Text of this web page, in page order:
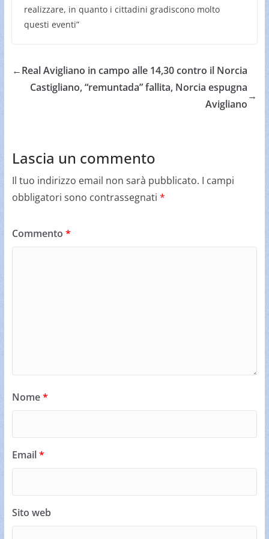
realizzare, in quanto i cittadini gradiscono molto
questi eventi”
←Real Avigliano in campo alle 14,30 contro il Norcia
Castigliano, “remuntada” fallita, Norcia espugna
Avigliano
→
Lascia un commento
Il tuo indirizzo email non sarà pubblicato. I campi
obbligatori sono contrassegnati *
Commento *
Nome*
Email*
Sito web